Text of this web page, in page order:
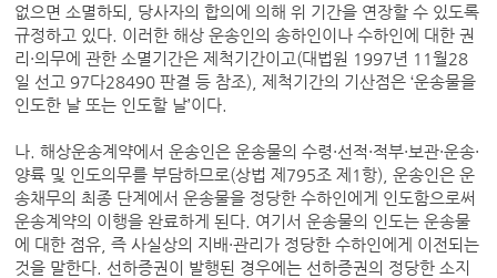
없으면 소멸하되, 당사자의 합의에 의해 위 기간을 연장할 수 있도록
규정하고 있다. 이러한 해상 운송인의 송하인이나 수하인에 대한 권
리·의무에 관한 소멸기간은 제척기간이고(대법원 1997년 11월28
일 선고 97다28490 판결 등 참조), 제척기간의 기산점은 ‘운송물을
인도한 날 또는 인도할 날’이다.
나. 해상운송계약에서 운송인은 운송물의 수령·선적·적부·보관·운송·
양륙 및 인도의무를 부담하므로(상법 제795조 제1항), 운송인은 운
송채무의 최종 단계에서 운송물을 정당한 수하인에게 인도함으로써
운송계약의 이행을 완료하게 된다. 여기서 운송물의 인도는 운송물
에 대한 점유, 즉 사실상의 지배·관리가 정당한 수하인에게 이전되는
것을 말한다. 선하증권이 발행된 경우에는 선하증권의 정당한 소지